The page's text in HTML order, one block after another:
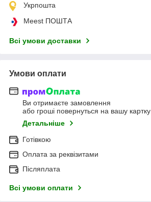
Укрпошта
Meest ПОШТА
Всі умови доставки
Умови оплати
Ви отримаєте замовлення
або гроші повернуться на вашу картку
Детальніше
Готівкою
Оплата за реквізитами
Післяплата
Всі умови оплати